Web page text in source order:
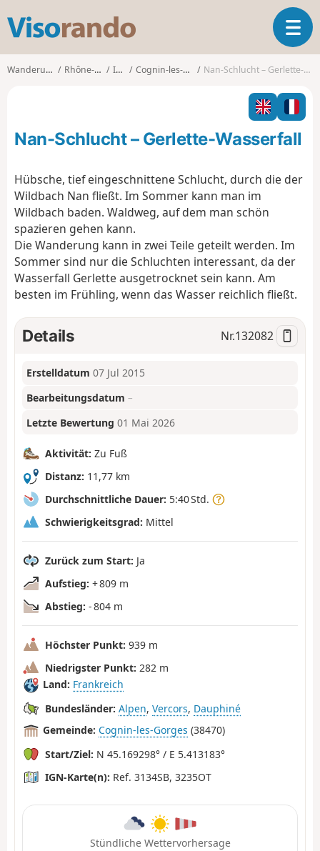
s
o
o
T
o
g
l
n
g
o
n
Wanderungen Rhône-Alpes Isère Cognin-les-Gorges Nan-Schlucht – Gerlette-Wasserfall
Nan-Schlucht – Gerlette-Wasserfall
Hübsche, tief eingeschnittene Schlucht, durch die der
Wildbach Nan fließt. Im Sommer kann man im
Wildbach baden. Waldweg, auf dem man schön
spazieren gehen kann.
Die Wanderung kann in zwei Teile geteilt werden. Im
Sommer sind nur die Schluchten interessant, da der
Wasserfall Gerlette ausgetrocknet sein kann. Am
besten im Frühling, wenn das Wasser reichlich fließt.
Details Nr.132082
Erstelldatum 07 Jul 2015
Bearbeitungsdatum –
Letzte Bewertung 01 Mai 2026
Aktivität: Zu Fuß
Distanz: 11,77 km
Durchschnittliche Dauer: 5:40 Std.
Schwierigkeitsgrad: Mittel
Zurück zum Start: Ja
Aufstieg: + 809 m
Abstieg: - 804 m
Höchster Punkt: 939 m
Niedrigster Punkt: 282 m
Land: Frankreich
Bundesländer: Alpen, Vercors, Dauphiné
Gemeinde: Cognin-les-Gorges (38470)
Start/Ziel: N 45.169298° / E 5.413183°
IGN-Karte(n): Ref. 3134SB, 3235OT
Stündliche Wettervorhersage